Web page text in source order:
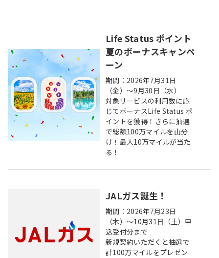
Life Status ポイント
夏のボーナスキャンペ
ーン
期間：2026年7月31日
（金）～9月30日（水）
対象サービスの利用数に応
じてボーナスLife Status ポ
イントを獲得！さらに抽選
で総額100万マイルを山分
け！最大10万マイルが当た
る！
JALガス誕生！
期間：2026年7月23日
（木）～10月31日（土）申
込受付分まで
新規契約いただくと抽選で
計100万マイルをプレゼン